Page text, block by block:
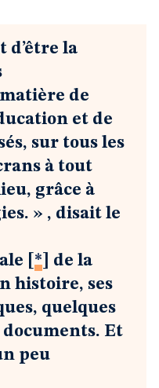
d’être la
de
et de
sur tous les
à tout
grâce à
» , disait le
*
de la
histoire, ses
quelques
Et
peu